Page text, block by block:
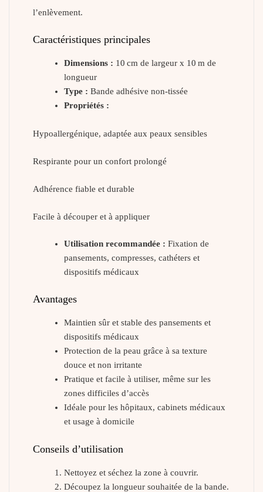
l’enlèvement.
Caractéristiques principales
Dimensions : 10 cm de largeur x 10 m de
longueur
Type : Bande adhésive non-tissée
Propriétés :
Hypoallergénique, adaptée aux peaux sensibles
Respirante pour un confort prolongé
Adhérence fiable et durable
Facile à découper et à appliquer
Utilisation recommandée : Fixation de
pansements, compresses, cathéters et
dispositifs médicaux
Avantages
Maintien sûr et stable des pansements et
dispositifs médicaux
Protection de la peau grâce à sa texture
douce et non irritante
Pratique et facile à utiliser, même sur les
zones difficiles d’accès
Idéale pour les hôpitaux, cabinets médicaux
et usage à domicile
Conseils d’utilisation
Nettoyez et séchez la zone à couvrir.
Découpez la longueur souhaitée de la bande.